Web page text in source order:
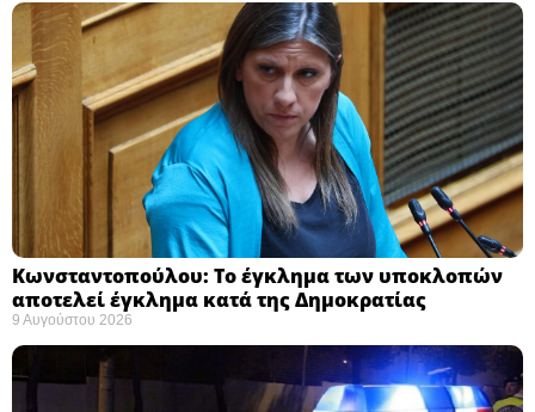
Κωνσταντοπούλου: Το έγκλημα των υποκλοπών
αποτελεί έγκλημα κατά της Δημοκρατίας ​
9 Αυγούστου 2026